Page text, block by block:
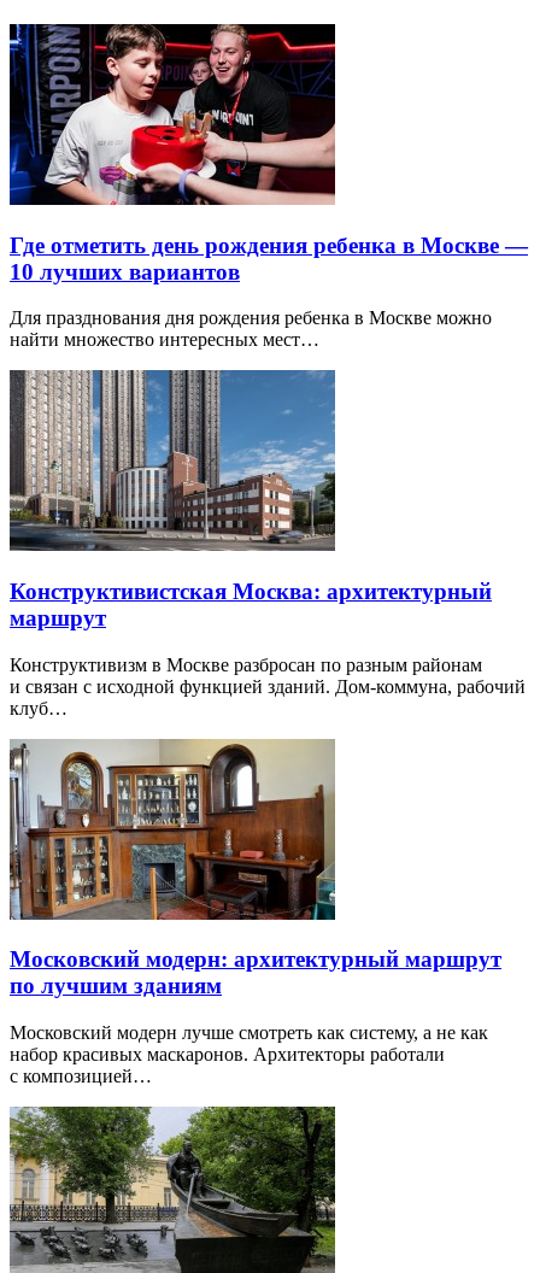
Где отметить день рождения ребенка в Москве —
10 лучших вариантов
Для празднования дня рождения ребенка в Москве можно
найти множество интересных мест…
Конструктивистская Москва: архитектурный
маршрут
Конструктивизм в Москве разбросан по разным районам
и связан с исходной функцией зданий. Дом-коммуна, рабочий
клуб…
Московский модерн: архитектурный маршрут
по лучшим зданиям
Московский модерн лучше смотреть как систему, а не как
набор красивых маскаронов. Архитекторы работали
с композицией…